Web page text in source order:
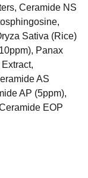
Ceramide NS
Sativa (Rice)
Panax
AS
AP (5ppm),
EOP